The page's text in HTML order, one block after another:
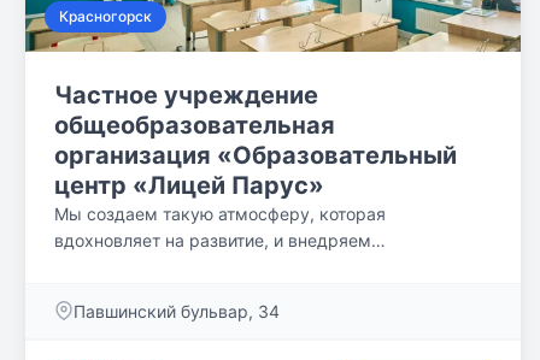
Красногорск
Частное учреждение
общеобразовательная
организация «Образовательный
центр «Лицей Парус»
Мы создаем такую атмосферу, которая
вдохновляет на развитие, и внедряем
класса в нашу программу включены олимпиадная
Павшинский бульвар, 34